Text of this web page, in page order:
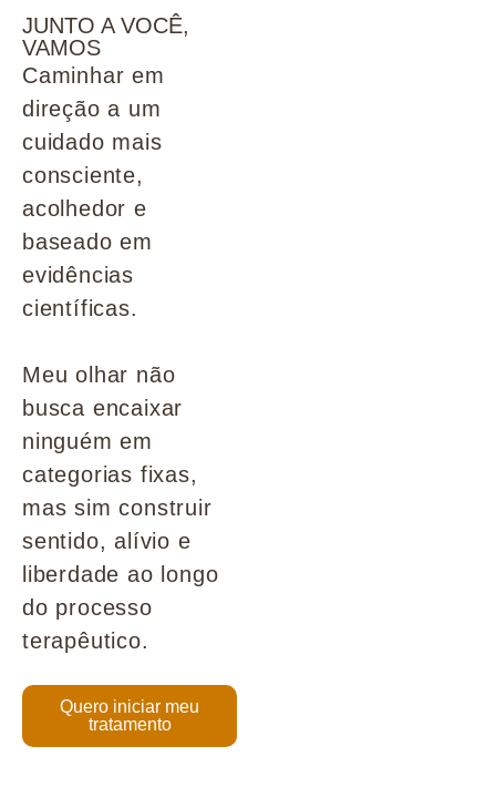
JUNTO A VOCÊ,
VAMOS
Caminhar em
direção a um
cuidado mais
consciente,
acolhedor e
baseado em
evidências
científicas.
Meu olhar não
busca encaixar
ninguém em
categorias fixas,
mas sim construir
sentido, alívio e
liberdade ao longo
do processo
terapêutico.
Quero iniciar meu
tratamento